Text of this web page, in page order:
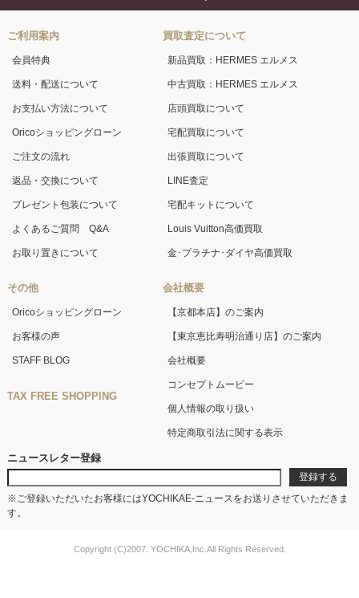
ご利用案内
会員特典
送料・配送について
お支払い方法について
Oricoショッピングローン
ご注文の流れ
返品・交換について
プレゼント包装について
よくあるご質問 Q&A
お取り置きについて
その他
Oricoショッピングローン
お客様の声
STAFF BLOG
TAX FREE SHOPPING
買取査定について
新品買取：HERMES エルメス
中古買取：HERMES エルメス
店頭買取について
宅配買取について
出張買取について
LINE査定
宅配キットについて
Louis Vuitton高価買取
金･プラチナ･ダイヤ高価買取
会社概要
【京都本店】のご案内
【東京恵比寿明治通り店】のご案内
会社概要
コンセプトムービー
個人情報の取り扱い
特定商取引法に関する表示
ニュースレター登録
※ご登録いただいたお客様にはYOCHIKAE-ニュースをお送りさせていただきま
す。
Copyright (C)2007. YOCHIKA,Inc.All Rights Reserved.